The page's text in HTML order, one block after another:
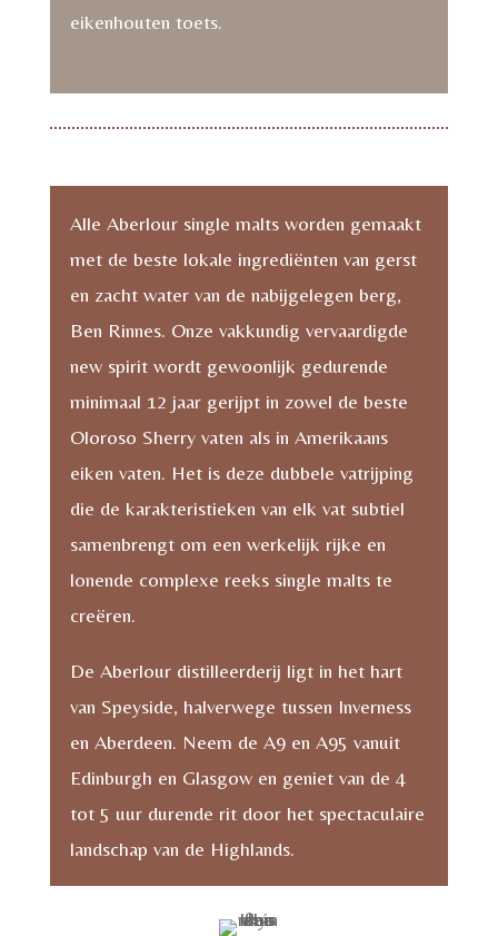
eikenhouten toets.
Alle Aberlour single malts worden gemaakt
met de beste lokale ingrediënten van gerst
en zacht water van de nabijgelegen berg,
Ben Rinnes. Onze vakkundig vervaardigde
new spirit wordt gewoonlijk gedurende
minimaal 12 jaar gerijpt in zowel de beste
Oloroso Sherry vaten als in Amerikaans
eiken vaten. Het is deze dubbele vatrijping
die de karakteristieken van elk vat subtiel
samenbrengt om een werkelijk rijke en
lonende complexe reeks single malts te
creëren.
De Aberlour distilleerderij ligt in het hart
van Speyside, halverwege tussen Inverness
en Aberdeen. Neem de A9 en A95 vanuit
Edinburgh en Glasgow en geniet van de 4
tot 5 uur durende rit door het spectaculaire
landschap van de Highlands.